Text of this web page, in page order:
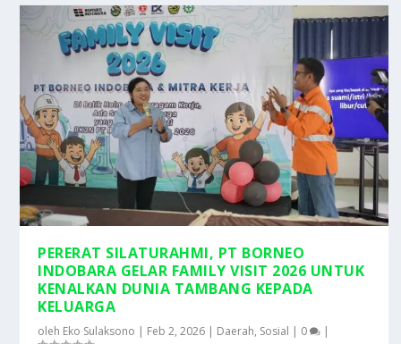
PERERAT SILATURAHMI, PT BORNEO
INDOBARA GELAR FAMILY VISIT 2026 UNTUK
KENALKAN DUNIA TAMBANG KEPADA
KELUARGA
oleh Eko Sulaksono | Feb 2, 2026 | Daerah, Sosial | 0 |